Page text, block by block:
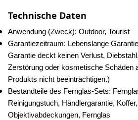
Technische Daten
Anwendung (Zweck): Outdoor, Tourist
Garantiezeitraum: Lebenslange
Garantie deckt keinen Verlust,
Zerstörung oder kosmetische Schäden
Produkts nicht beeinträchtigen.)
Bestandteile des Fernglas-Sets:
Reinigungstuch, Händlergarantie,
Objektivabdeckungen, Fernglas